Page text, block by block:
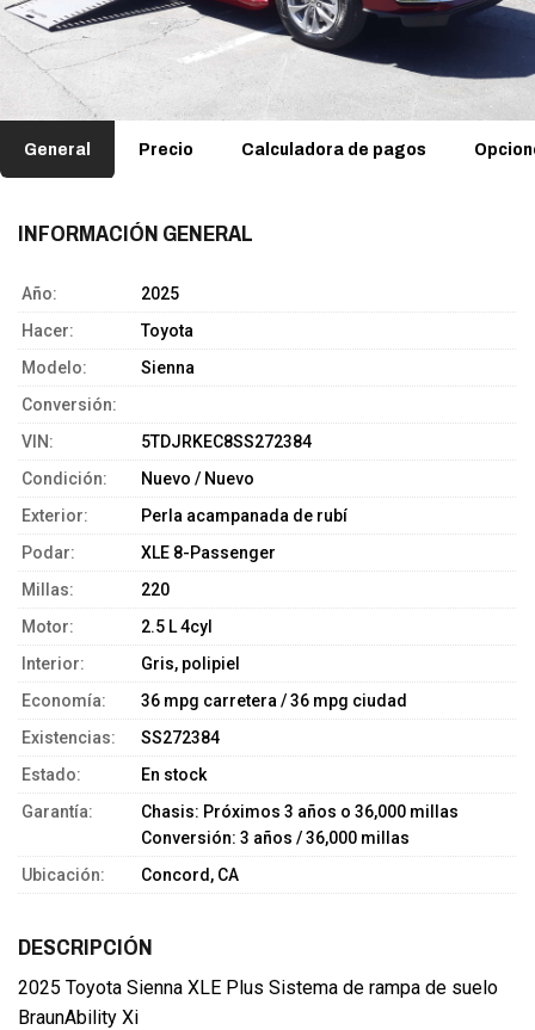
General Precio Calculadora de pagos
INFORMACIÓN GENERAL
Año:
2025
Hacer:
Toyota
Modelo:
Sienna
Conversión:
VIN:
5TDJRKEC8SS272384
Condición:
Nuevo / Nuevo
Exterior:
Perla acampanada de rubí
Podar:
XLE 8-Passenger
Millas:
220
Motor:
2.5 L 4cyl
Interior:
Gris, polipiel
Economía:
36 mpg carretera / 36 mpg ciudad
Existencias:
SS272384
Estado:
En stock
Garantía:
Chasis: Próximos 3 años o 36,000 millas
Conversión: 3 años / 36,000 millas
Ubicación:
Concord, CA
DESCRIPCIÓN
2025 Toyota Sienna XLE Plus Sistema de rampa de suelo
BraunAbility Xi